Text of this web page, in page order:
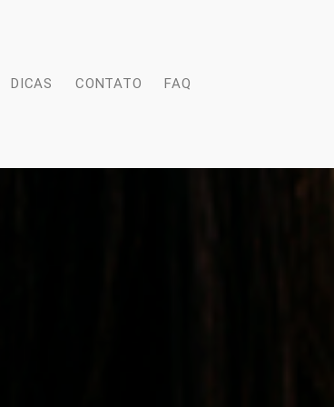
DICAS CONTATO FAQ